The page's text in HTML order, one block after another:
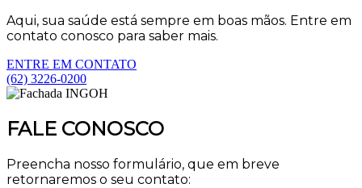
Aqui, sua saúde está sempre em boas mãos. Entre em
contato conosco para saber mais.
ENTRE EM CONTATO
(62) 3226-0200
FALE CONOSCO
Preencha nosso formulário, que em breve
retornaremos o seu contato: